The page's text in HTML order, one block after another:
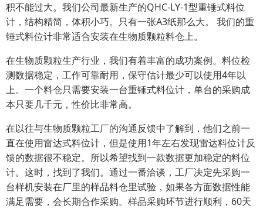
积不能过大。我们公司最新生产的QHC-LY-1型重锤式料位
计，结构精简，体积小巧。只有一张A3纸那么大。 我们的重
锤式料位计非常适合安装在生物质颗粒料仓上。
在生物质颗粒生产行业，我们有着丰富的成功案例。料位检
测数据稳定，工作可靠耐用，保守估计最少可以使用4年以
上。一个料仓只需要安装一台重锤式料位计，单台的采购成
本只要几千元，性价比非常高。
在以往与生物质颗粒工厂的沟通反馈中了解到，他们之前一
直在使用雷达式料位计，但是使用1年左右发现雷达料位计反
馈的数据很不稳定。所以希望找到一款数据更加稳定的料位
计。这时，找到了我们。通过一番洽谈，工厂决定先采购一
台样机安装在厂里的样品料仓里试验，如果各方面数据性能
满足需要，会长期合作采购。样品采购环节进行顺利，60天